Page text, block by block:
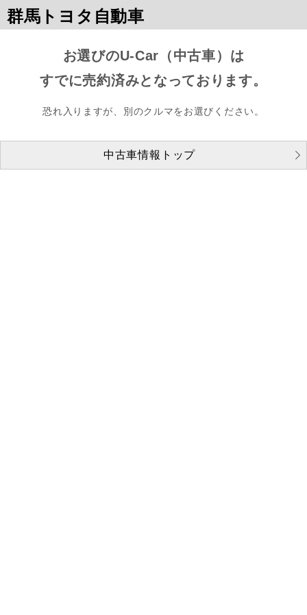
群馬トヨタ自動車
お選びのU-Car（中古車）は
すでに売約済みとなっております。
恐れ入りますが、別のクルマをお選びください。
中古車情報トップ